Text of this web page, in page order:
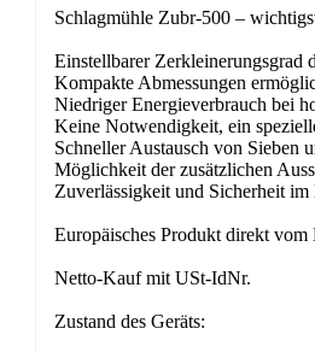
Schlagmühle Zubr-500 –
Einstellbarer Zerkleinerungsgrad
Kompakte Abmessungen
Niedriger Energieverbrauch bei
Keine Notwendigkeit, ein
Schneller Austausch von Sieben
Möglichkeit der zusätzlichen
Zuverlässigkeit und Sicherheit im
Europäisches Produkt direkt vom
Netto-Kauf mit USt-IdNr.
Zustand des Geräts: